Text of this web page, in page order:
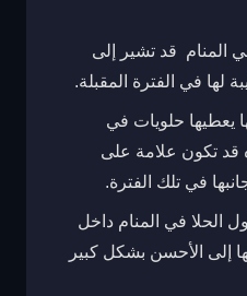
المنام قد تشير إلى
لها في الفترة المقبلة.
يعطيها حلويات في
قد تكون علامة على
في تلك الفترة.
الحلا في المنام داخل
إلى الأحسن بشكل كبير